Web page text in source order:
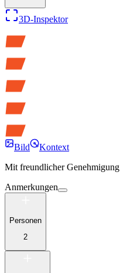
3D-Inspektor
Bild
Kontext
Mit freundlicher
Anmerkungen
Personen
2